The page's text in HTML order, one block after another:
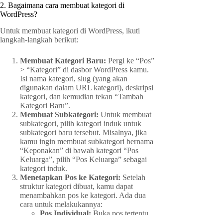
2. Bagaimana cara membuat kategori di
WordPress?
Untuk membuat kategori di WordPress, ikuti
langkah-langkah berikut:
Membuat Kategori Baru: Pergi ke “Pos”
> “Kategori” di dasbor WordPress kamu.
Isi nama kategori, slug (yang akan
digunakan dalam URL kategori), deskripsi
kategori, dan kemudian tekan “Tambah
Kategori Baru”.
Membuat Subkategori: Untuk membuat
subkategori, pilih kategori induk untuk
subkategori baru tersebut. Misalnya, jika
kamu ingin membuat subkategori bernama
“Keponakan” di bawah kategori “Pos
Keluarga”, pilih “Pos Keluarga” sebagai
kategori induk.
Menetapkan Pos ke Kategori: Setelah
struktur kategori dibuat, kamu dapat
menambahkan pos ke kategori. Ada dua
cara untuk melakukannya:
Pos Individual: Buka pos tertentu